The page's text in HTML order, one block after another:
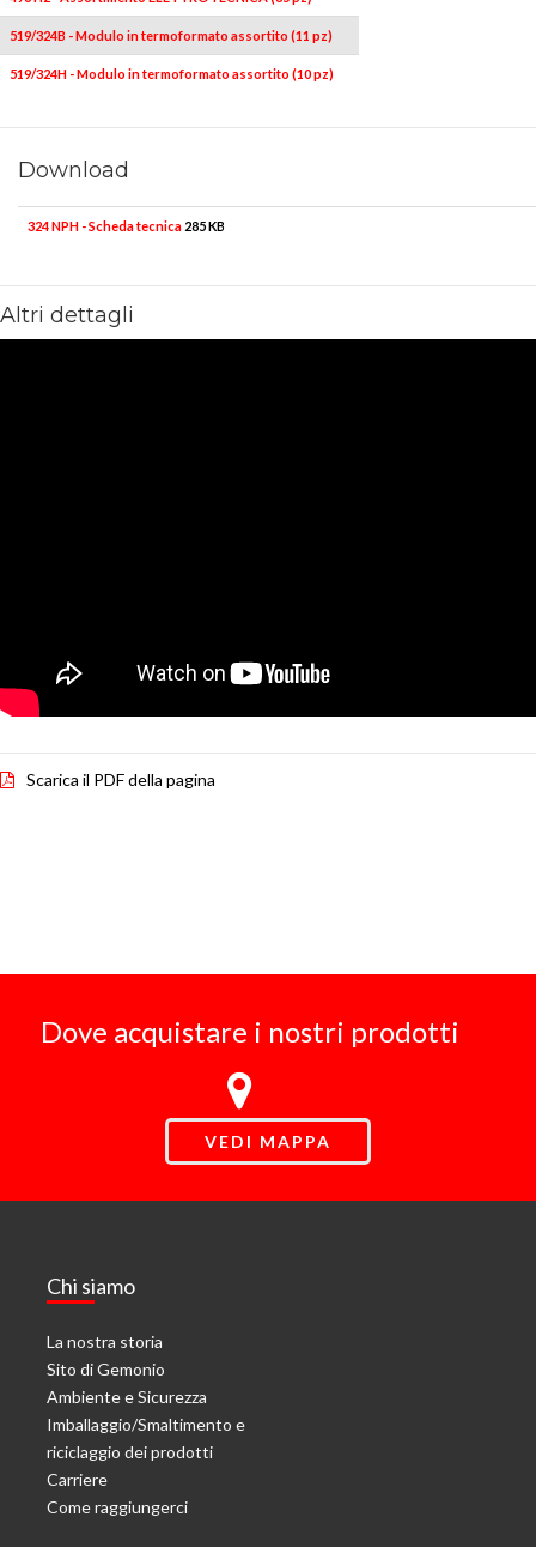
519/324B - Modulo in termoformato assortito (11 pz)
519/324H - Modulo in termoformato assortito (10 pz)
Download
324 NPH - Scheda tecnica 285 KB
Altri dettagli
Scarica il PDF della pagina
Dove acquistare i nostri prodotti
VEDI MAPPA
Chi siamo
La nostra storia
Sito di Gemonio
Ambiente e Sicurezza
Imballaggio/Smaltimento e
riciclaggio dei prodotti
Carriere
Come raggiungerci